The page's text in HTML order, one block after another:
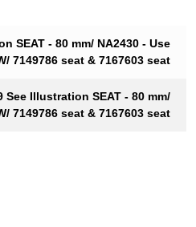
SEAT - 80 mm/ NA2430 - Use
7149786 seat & 7167603 seat
See Illustration SEAT - 80 mm/
7149786 seat & 7167603 seat